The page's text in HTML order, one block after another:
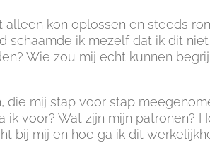
alleen kon oplossen en steeds
ik mezelf dat ik dit
Wie zou mij echt kunnen
mij stap voor stap
voor? Wat zijn mijn patronen?
bij mij en hoe ga ik dit